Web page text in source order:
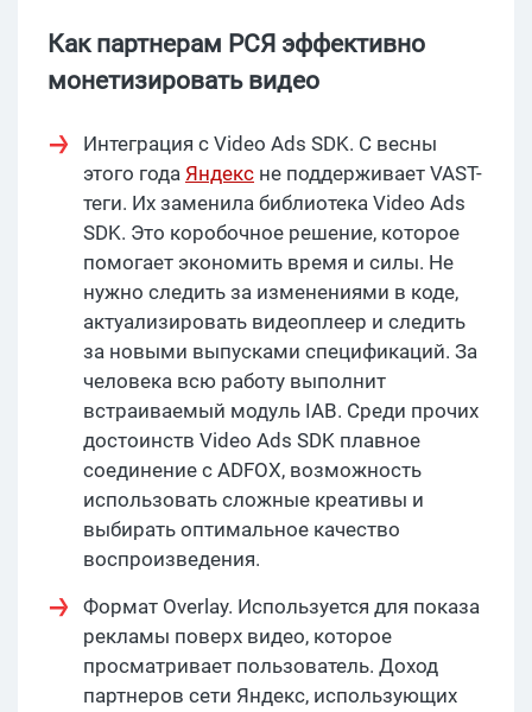
Как партнерам РСЯ эффективно
монетизировать видео
Интеграция с Video Ads SDK. С весны
этого года Яндекс не поддерживает VAST-
теги. Их заменила библиотека Video Ads
SDK. Это коробочное решение, которое
помогает экономить время и силы. Не
нужно следить за изменениями в коде,
актуализировать видеоплеер и следить
за новыми выпусками спецификаций. За
человека всю работу выполнит
встраиваемый модуль IAB. Среди прочих
достоинств Video Ads SDK плавное
соединение с ADFOX, возможность
использовать сложные креативы и
выбирать оптимальное качество
воспроизведения.
Формат Overlay. Используется для показа
рекламы поверх видео, которое
просматривает пользователь. Доход
партнеров сети Яндекс, использующих